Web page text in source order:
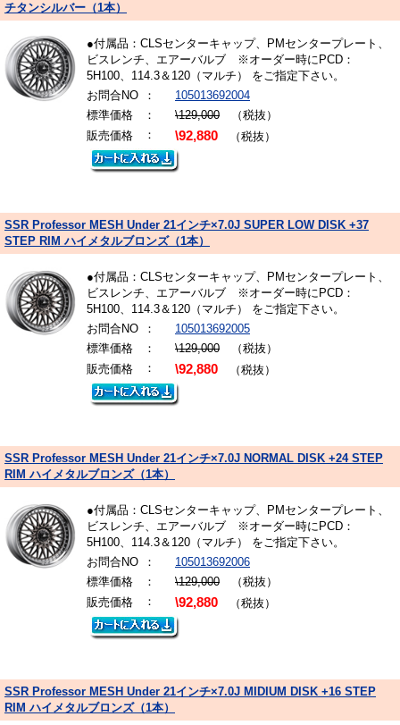
チタンシルバー（1本）
●付属品：CLSセンターキャップ、PMセンタープレート、
ビスレンチ、エアーバルブ ※オーダー時にPCD：
5H100、114.3＆120（マルチ） をご指定下さい。
お問合NO
：
105013692004
標準価格
： \129,000 （税抜）
販売価格
： \92,880 （税抜）
SSR Professor MESH Under 21インチ×7.0J SUPER LOW DISK +37
STEP RIM ハイメタルブロンズ（1本）
●付属品：CLSセンターキャップ、PMセンタープレート、
ビスレンチ、エアーバルブ ※オーダー時にPCD：
5H100、114.3＆120（マルチ） をご指定下さい。
お問合NO
：
105013692005
標準価格
： \129,000 （税抜）
販売価格
： \92,880 （税抜）
SSR Professor MESH Under 21インチ×7.0J NORMAL DISK +24 STEP
RIM ハイメタルブロンズ（1本）
●付属品：CLSセンターキャップ、PMセンタープレート、
ビスレンチ、エアーバルブ ※オーダー時にPCD：
5H100、114.3＆120（マルチ） をご指定下さい。
お問合NO
：
105013692006
標準価格
： \129,000 （税抜）
販売価格
： \92,880 （税抜）
SSR Professor MESH Under 21インチ×7.0J MIDIUM DISK +16 STEP
RIM ハイメタルブロンズ（1本）